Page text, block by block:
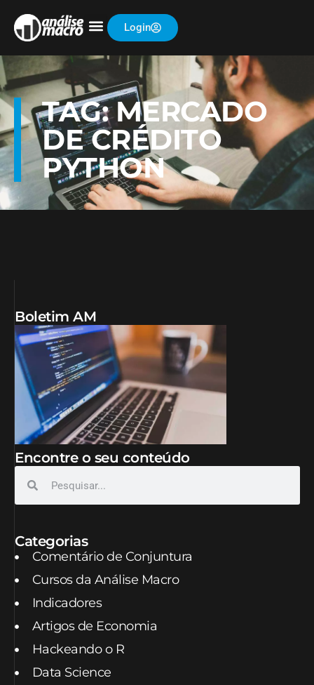
Login
TAG: MERCADO
DE CRÉDITO
PYTHON
Boletim AM
Encontre o seu conteúdo
Categorias
Comentário de Conjuntura
Cursos da Análise Macro
Indicadores
Artigos de Economia
Hackeando o R
Data Science